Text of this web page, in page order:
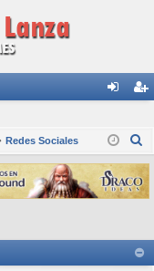
nti
fic
ar
ist
ra
rs
Redes Sociales
s
c
r